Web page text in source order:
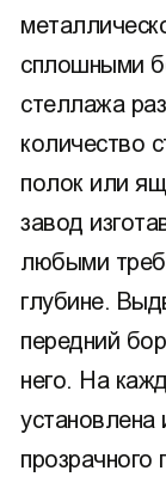
сплошными
стеллажа
количество
полок или
завод
любыми
глубине.
передний
него. На
установлена
прозрачного